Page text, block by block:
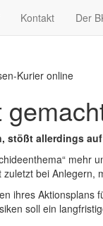
Kontakt Der
Kurier online
stößt allerdings
mehr
bei
ihres
soll ein